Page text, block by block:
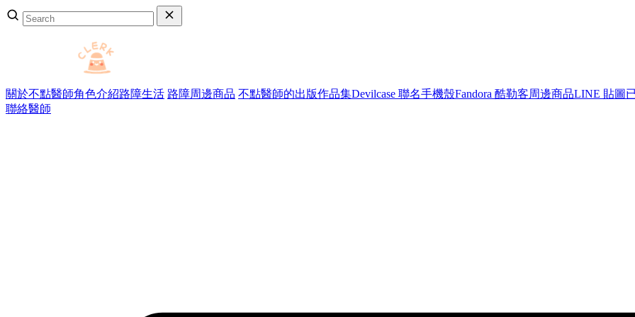
關於不點醫師角色介紹路障生活 路障周邊商品 不點醫師的出版作品集Devilcase 聯名手機殼Fandora 酷勒客周邊商品LINE 貼圖
聯絡醫師